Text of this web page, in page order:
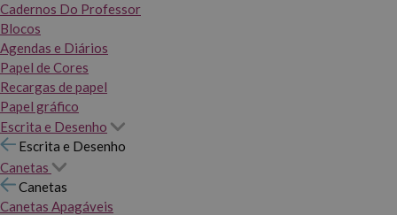
Cadernos Do Professor
Blocos
Agendas e Diários
Papel de Cores
Recargas de papel
Papel gráfico
Escrita e Desenho
Escrita e Desenho
Canetas
Canetas
Canetas Apagáveis